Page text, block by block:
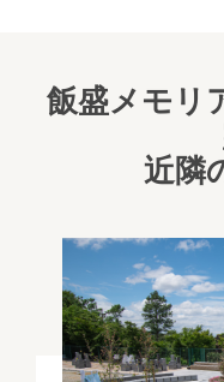
飯盛メモ
近隣